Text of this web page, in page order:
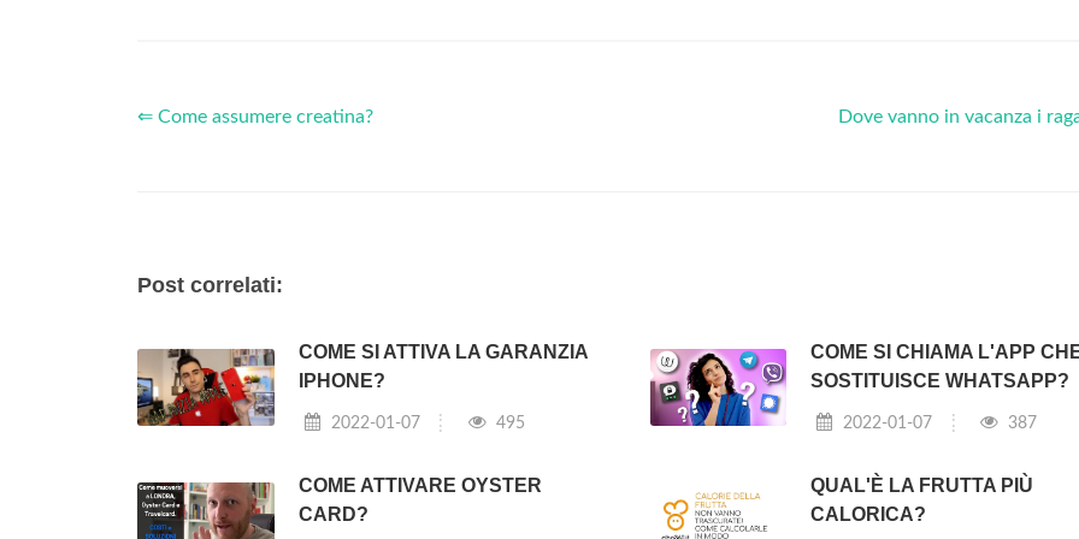
⇐ Come assumere creatina? Dove vanno in vacanza i
Post correlati:
COME SI ATTIVA LA GARANZIA
IPHONE?
2022-01-07 495
COME SI CHIAMA L'APP
SOSTITUISCE WHATSAPP?
2022-01-07 387
COME ATTIVARE OYSTER
CARD?
QUAL'È LA FRUTTA PIÙ
CALORICA?